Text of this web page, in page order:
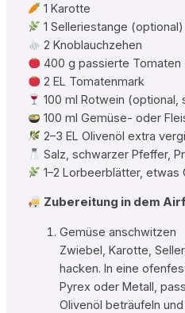
1 Karotte
1 Selleriestange (optional)
2 Knoblauchzehen
400 g passierte
2 EL Tomatenmark
100 ml Rotwein
100 ml Gemüse- oder
2–3 EL Olivenöl extra
Salz, schwarzer Pfeffer,
1–2 Lorbeerblätter,
Zubereitung in dem
Gemüse anschwitzen
Zwiebel, Karotte,
hacken. In eine
Pyrex oder Metall,
Olivenöl beträufeln und